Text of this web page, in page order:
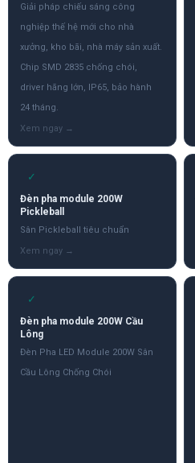
Giải pháp chiếu sáng công
nghiệp thế hệ mới cho nhà
xưởng, kho bãi, nhà máy sản xuất.
Chip SMD 2835 chống chói,
driver hãng lớn, IP65, bảo hành
24 tháng.
✓
Đèn pha module 200W
Pickleball
Sân Pickleball tiêu chuẩn
✓
Đèn pha module 200W Cầu
Lông
Đèn Pha LED Module 200W Sân
Cầu Lông Chống Chói